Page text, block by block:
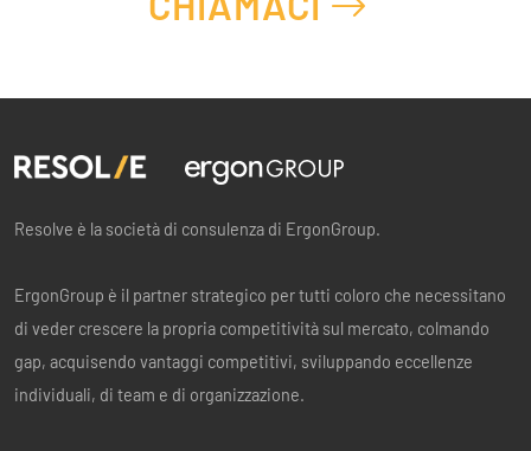
Resolve è la società di consulenza di ErgonGroup.
ErgonGroup è il partner strategico per tutti coloro che necessitano
di veder crescere la propria competitività sul mercato, colmando
gap, acquisendo vantaggi competitivi, sviluppando eccellenze
individuali, di team e di organizzazione.